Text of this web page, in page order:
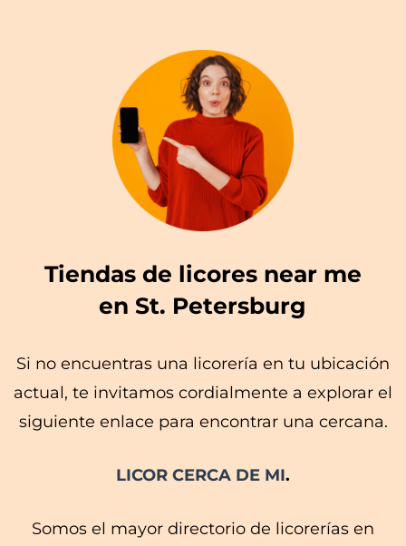
Tiendas de licores near me
en St. Petersburg
Si no encuentras una licorería en tu ubicación
actual, te invitamos cordialmente a explorar el
siguiente enlace para encontrar una cercana.
LICOR CERCA DE MI.
Somos el mayor directorio de licorerías en